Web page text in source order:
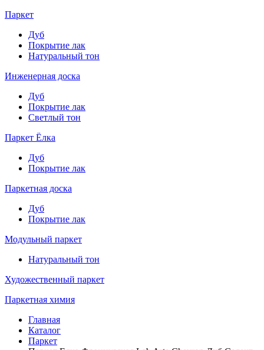
Паркет
Дуб
Покрытие лак
Натуральный тон
Инженерная доска
Дуб
Покрытие лак
Светлый тон
Паркет Ёлка
Дуб
Покрытие лак
Паркетная доска
Дуб
Покрытие лак
Модульный паркет
Натуральный тон
Художественный паркет
Паркетная химия
Главная
Каталог
Паркет